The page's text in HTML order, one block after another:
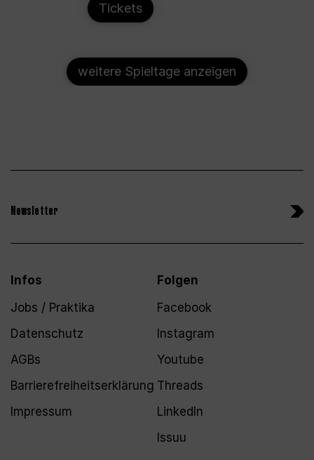
Tickets
weitere Spieltage anzeigen
Newsletter
Infos
Jobs / Praktika
Datenschutz
AGBs
Barrierefreiheitserklärung
Impressum
Folgen
Facebook
Instagram
Youtube
Threads
LinkedIn
Issuu